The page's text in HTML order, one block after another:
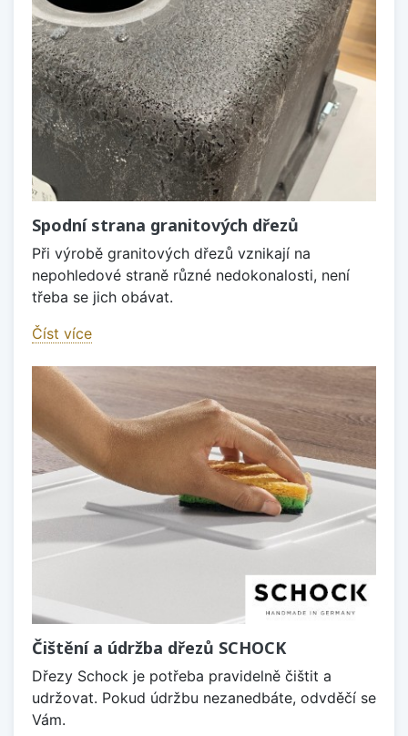
Spodní strana granitových dřezů
Při výrobě granitových dřezů vznikají na
nepohledové straně různé nedokonalosti, není
třeba se jich obávat.
Číst více
Čištění a údržba dřezů SCHOCK
Dřezy Schock je potřeba pravidelně čištit a
udržovat. Pokud údržbu nezanedbáte, odvděčí se
Vám.